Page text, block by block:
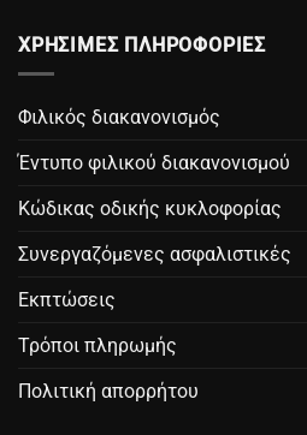
ΧΡΗΣΙΜΕΣ ΠΛΗΡΟΦΟΡΙΕΣ
Φιλικός διακανονισμός
Έντυπο φιλικού διακανονισμού
Κώδικας οδικής κυκλοφορίας
Συνεργαζόμενες ασφαλιστικές
Εκπτώσεις
Τρόποι πληρωμής
Πολιτική απορρήτου